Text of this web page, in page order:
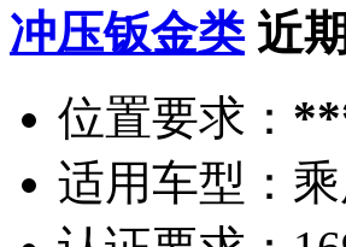
冲压钣金类 近
位置要求：
适用车型：